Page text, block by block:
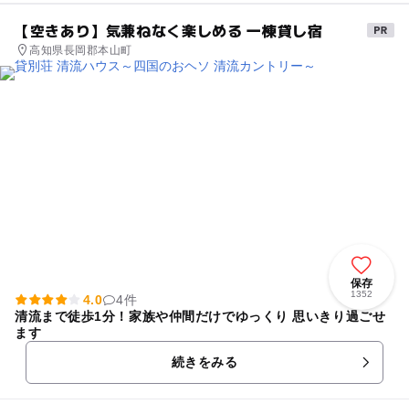
【空きあり】気兼ねなく楽しめる 一棟貸し宿
高知県長岡郡本山町
保存
1352
4.0
4件
清流まで徒歩1分！家族や仲間だけでゆっくり 思いきり過ごせ
ます
続きをみる